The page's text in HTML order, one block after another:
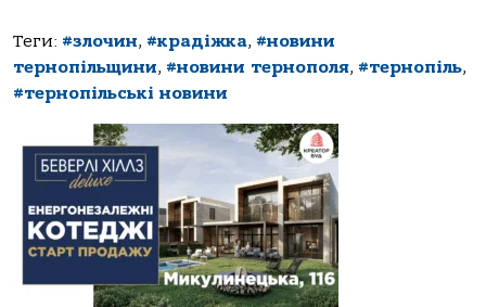
Теги: #злочин, #крадіжка, #новини
тернопільщини, #новини тернополя, #тернопіль,
#тернопільські новини